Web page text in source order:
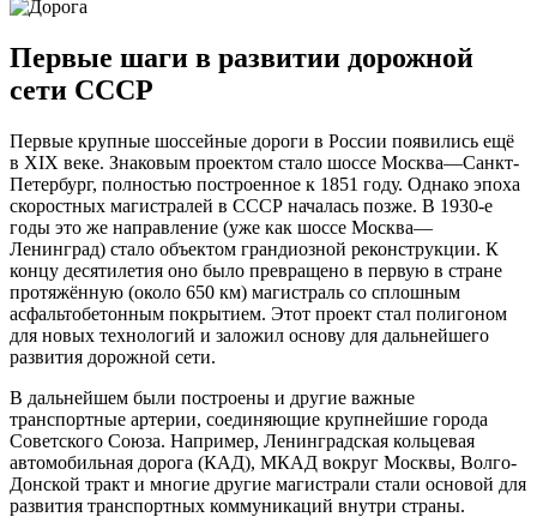
Первые шаги в развитии дорожной
сети СССР
Первые крупные шоссейные дороги в России появились ещё
в XIX веке. Знаковым проектом стало шоссе Москва—Санкт-
Петербург, полностью построенное к 1851 году. Однако эпоха
скоростных магистралей в СССР началась позже. В 1930-е
годы это же направление (уже как шоссе Москва—
Ленинград) стало объектом грандиозной реконструкции. К
концу десятилетия оно было превращено в первую в стране
протяжённую (около 650 км) магистраль со сплошным
асфальтобетонным покрытием. Этот проект стал полигоном
для новых технологий и заложил основу для дальнейшего
развития дорожной сети.
В дальнейшем были построены и другие важные
транспортные артерии, соединяющие крупнейшие города
Советского Союза. Например, Ленинградская кольцевая
автомобильная дорога (КАД), МКАД вокруг Москвы, Волго-
Донской тракт и многие другие магистрали стали основой для
развития транспортных коммуникаций внутри страны.